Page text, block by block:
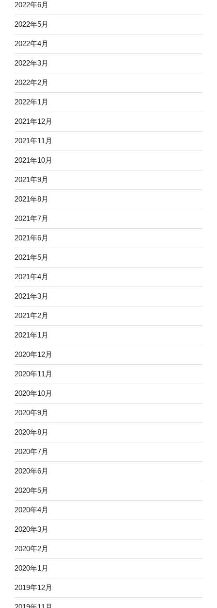
2022年6月
2022年5月
2022年4月
2022年3月
2022年2月
2022年1月
2021年12月
2021年11月
2021年10月
2021年9月
2021年8月
2021年7月
2021年6月
2021年5月
2021年4月
2021年3月
2021年2月
2021年1月
2020年12月
2020年11月
2020年10月
2020年9月
2020年8月
2020年7月
2020年6月
2020年5月
2020年4月
2020年3月
2020年2月
2020年1月
2019年12月